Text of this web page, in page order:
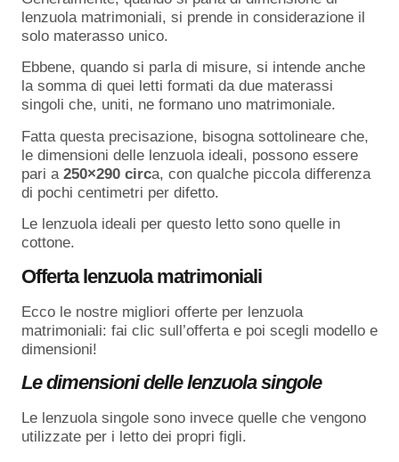
lenzuola matrimoniali, si prende in considerazione il
solo materasso unico.
Ebbene, quando si parla di misure, si intende anche
la somma di quei letti formati da due materassi
singoli che, uniti, ne formano uno matrimoniale.
Fatta questa precisazione, bisogna sottolineare che,
le dimensioni delle lenzuola ideali, possono essere
pari a 250×290 circa, con qualche piccola differenza
di pochi centimetri per difetto.
Le lenzuola ideali per questo letto sono quelle in
cottone.
Offerta lenzuola matrimoniali
Ecco le nostre migliori offerte per lenzuola
matrimoniali: fai clic sull’offerta e poi scegli modello e
dimensioni!
Le dimensioni delle lenzuola singole
Le lenzuola singole sono invece quelle che vengono
utilizzate per i letto dei propri figli.